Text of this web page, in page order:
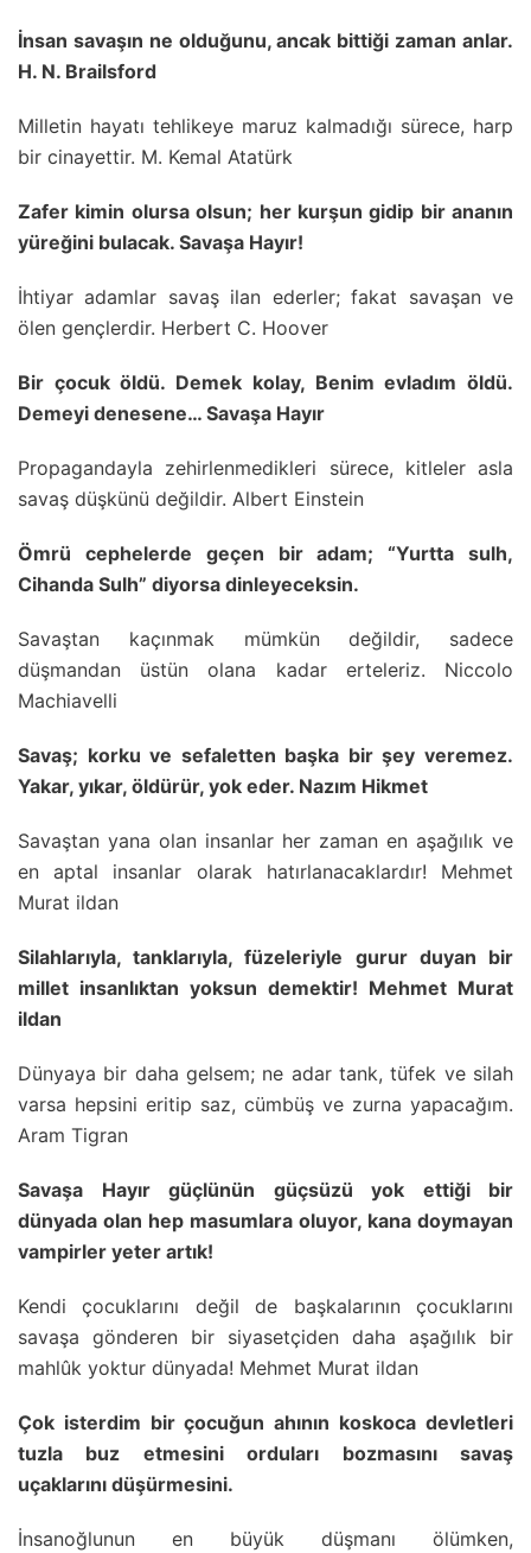
İnsan savaşın ne olduğunu, ancak bittiği zaman anlar.
H. N. Brailsford
Milletin hayatı tehlikeye maruz kalmadığı sürece, harp
bir cinayettir. M. Kemal Atatürk
Zafer kimin olursa olsun; her kurşun gidip bir ananın
yüreğini bulacak. Savaşa Hayır!
İhtiyar adamlar savaş ilan ederler; fakat savaşan ve
ölen gençlerdir. Herbert C. Hoover
Bir çocuk öldü. Demek kolay, Benim evladım öldü.
Demeyi denesene… Savaşa Hayır
Propagandayla zehirlenmedikleri sürece, kitleler asla
savaş düşkünü değildir. Albert Einstein
Ömrü cephelerde geçen bir adam; “Yurtta sulh,
Cihanda Sulh” diyorsa dinleyeceksin.
Savaştan kaçınmak mümkün değildir, sadece
düşmandan üstün olana kadar erteleriz. Niccolo
Machiavelli
Savaş; korku ve sefaletten başka bir şey veremez.
Yakar, yıkar, öldürür, yok eder. Nazım Hikmet
Savaştan yana olan insanlar her zaman en aşağılık ve
en aptal insanlar olarak hatırlanacaklardır! Mehmet
Murat ildan
Silahlarıyla, tanklarıyla, füzeleriyle gurur duyan bir
millet insanlıktan yoksun demektir! Mehmet Murat
ildan
Dünyaya bir daha gelsem; ne adar tank, tüfek ve silah
varsa hepsini eritip saz, cümbüş ve zurna yapacağım.
Aram Tigran
Savaşa Hayır güçlünün güçsüzü yok ettiği bir
dünyada olan hep masumlara oluyor, kana doymayan
vampirler yeter artık!
Kendi çocuklarını değil de başkalarının çocuklarını
savaşa gönderen bir siyasetçiden daha aşağılık bir
mahlûk yoktur dünyada! Mehmet Murat ildan
Çok isterdim bir çocuğun ahının koskoca devletleri
tuzla buz etmesini orduları bozmasını savaş
uçaklarını düşürmesini.
İnsanoğlunun en büyük düşmanı ölümken,